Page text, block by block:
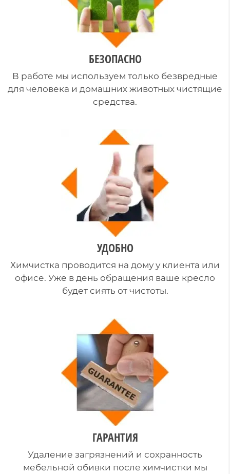
БЕЗОПАСНО
В работе мы используем только безвредные
для человека и домашних животных чистящие
средства.
УДОБНО
Химчистка проводится на дому у клиента или
офисе. Уже в день обращения ваше кресло
будет сиять от чистоты.
ГАРАНТИЯ
Удаление загрязнений и сохранность
мебельной обивки после химчистки мы